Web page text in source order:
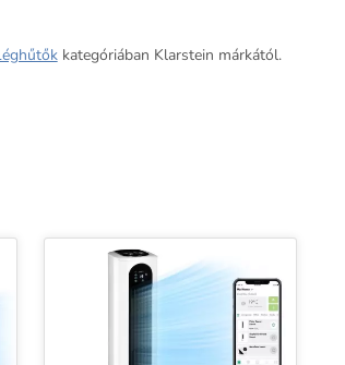
kategóriában Klarstein márkától.